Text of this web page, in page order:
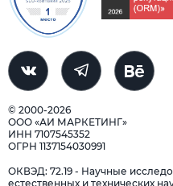
© 2000-2026
ООО «АИ МАРКЕТИНГ»
ИНН 7107545352
ОГРН 1137154030991
ОКВЭД: 72.19 - Научные
естественных и технических